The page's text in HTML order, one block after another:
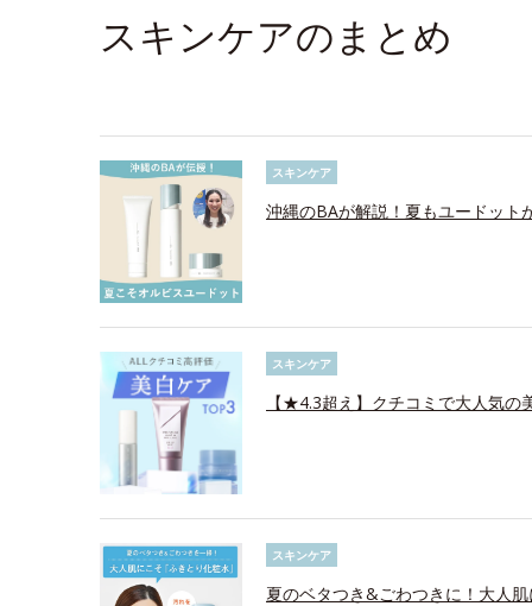
スキンケアのまとめ
スキンケア
沖縄のBAが解説！夏もユードット
スキンケア
【★4.3超え】クチコミで大人気の
スキンケア
夏のベタつき&ごわつきに！大人